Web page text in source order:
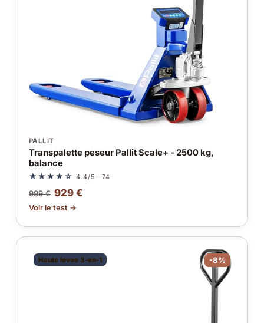
PALLIT
Transpalette peseur Pallit Scale+ - 2500 kg,
balance
★★★★☆ 4.4/5 · 74
999 € 929 €
Voir le test →
Haute levee 3-en-1 -8%